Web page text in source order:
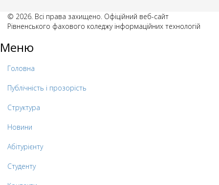
© 2026. Всі права захищено. Офіційний веб-сайт
Рівненського фахового коледжу інформаційних технологій
Меню
Головна
Публічність і прозорість
Структура
Новини
Абітурієнту
Студенту